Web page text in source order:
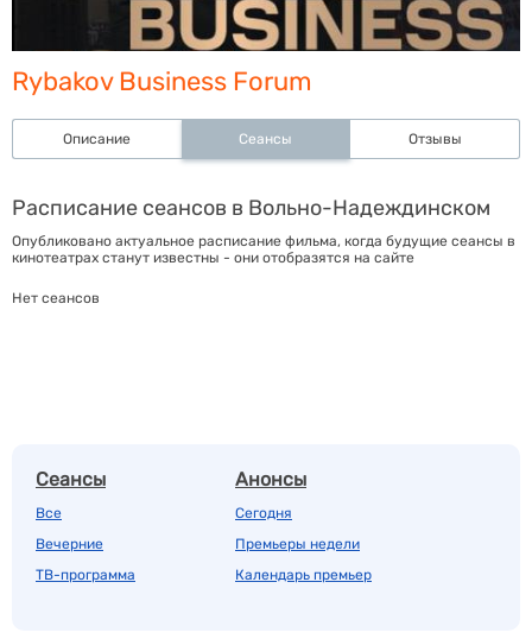
Rybakov Business Forum
Описание Сеансы Отзывы
Расписание сеансов в Вольно-Надеждинском
Опубликовано актуальное расписание фильма, когда будущие сеансы в
кинотеатрах станут известны - они отобразятся на сайте
Нет сеансов
Сеансы
Все
Вечерние
ТВ-программа
Анонсы
Сегодня
Премьеры недели
Календарь премьер